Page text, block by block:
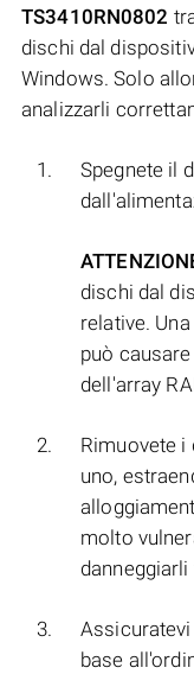
TS3410RN0802
dischi dal
Windows. Solo
analizzarli
Spegnete il
dischi dal
relative.
può
dell'array
Rimuovete i
uno,
molto
base